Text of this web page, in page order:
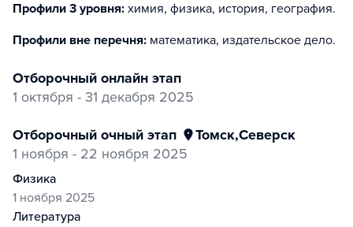
Профили 3 уровня: химия, физика, история, география.
Профили вне перечня: математика, издательское дело.
отборочный онлайн этап
1 октября - 31 декабря 2025
отборочный очный этап Томск,Северск
1 ноября - 22 ноября 2025
физика
1 ноября 2025
литература